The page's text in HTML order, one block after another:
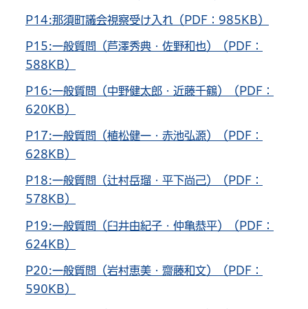
P14:那須町議会視察受け入れ（PDF：985KB）
P15:一般質問（芦澤秀典・佐野和也）（PDF：
588KB）
P16:一般質問（中野健太郎・近藤千鶴）（PDF：
620KB）
P17:一般質問（植松健一・赤池弘源）（PDF：
628KB）
P18:一般質問（辻村岳瑠・平下尚己）（PDF：
578KB）
P19:一般質問（臼井由紀子・仲亀恭平）（PDF：
624KB）
P20:一般質問（岩村恵美・齋藤和文）（PDF：
590KB）